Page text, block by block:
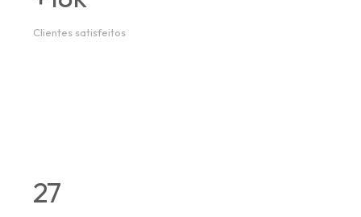
Clientes satisfeitos
27